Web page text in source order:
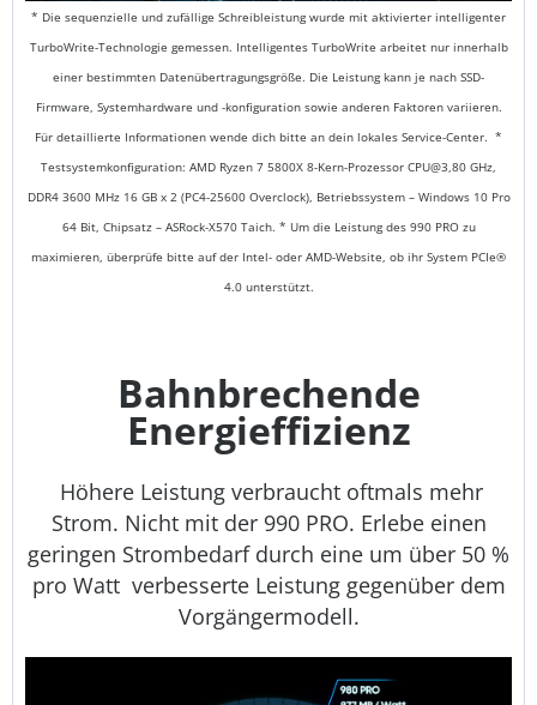
* Die sequenzielle und zufällige Schreibleistung wurde mit aktivierter intelligenter
TurboWrite-Technologie gemessen. Intelligentes TurboWrite arbeitet nur innerhalb
einer bestimmten Datenübertragungsgröße. Die Leistung kann je nach SSD-
Firmware, Systemhardware und -konfiguration sowie anderen Faktoren variieren.
Für detaillierte Informationen wende dich bitte an dein lokales Service-Center. *
Testsystemkonfiguration: AMD Ryzen 7 5800X 8-Kern-Prozessor CPU@3,80 GHz,
DDR4 3600 MHz 16 GB x 2 (PC4-25600 Overclock), Betriebssystem – Windows 10 Pro
64 Bit, Chipsatz – ASRock-X570 Taich. * Um die Leistung des 990 PRO zu
maximieren, überprüfe bitte auf der Intel- oder AMD-Website, ob ihr System PCIe®
4.0 unterstützt.
Bahnbrechende
Energieffizienz
Höhere Leistung verbraucht oftmals mehr
Strom. Nicht mit der 990 PRO. Erlebe einen
geringen Strombedarf durch eine um über 50 %
pro Watt verbesserte Leistung gegenüber dem
Vorgängermodell.